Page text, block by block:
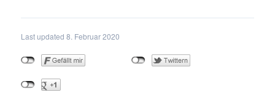
Last updated 8. Februar 2020